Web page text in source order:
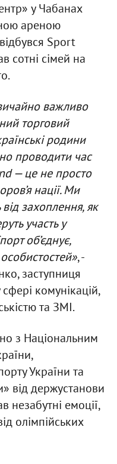
у Чабанах
ареною
Sport
сотні сімей на
важливо
торговий
родини
проводити час
— це не просто
нації. Ми
захоплення, як
участь у
об’єднує,
», -
заступниця
комунікацій,
та ЗМІ.
з Національним
України та
від держустанови
незабутні емоції,
олімпійських